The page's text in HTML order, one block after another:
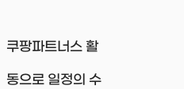
쿠팡파트너스 활
동으로 일정의 수